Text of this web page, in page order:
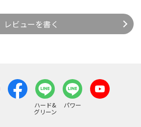
レビューを書く
ハード&
グリーン
パワー